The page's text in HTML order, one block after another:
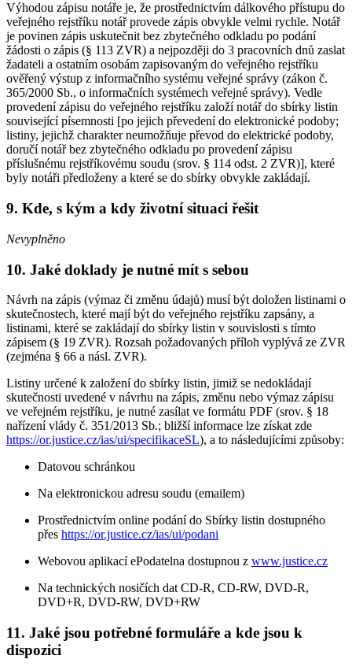
Výhodou zápisu notáře je, že prostřednictvím dálkového přístupu do
veřejného rejstříku notář provede zápis obvykle velmi rychle. Notář
je povinen zápis uskutečnit bez zbytečného odkladu po podání
žádosti o zápis (§ 113 ZVR) a nejpozději do 3 pracovních dnů zaslat
žadateli a ostatním osobám zapisovaným do veřejného rejstříku
ověřený výstup z informačního systému veřejné správy (zákon č.
365/2000 Sb., o informačních systémech veřejné správy). Vedle
provedení zápisu do veřejného rejstříku založí notář do sbírky listin
související písemnosti [po jejich převedení do elektronické podoby;
listiny, jejichž charakter neumožňuje převod do elektrické podoby,
doručí notář bez zbytečného odkladu po provedení zápisu
příslušnému rejstříkovému soudu (srov. § 114 odst. 2 ZVR)], které
byly notáři předloženy a které se do sbírky obvykle zakládají.
9. Kde, s kým a kdy životní situaci řešit
Nevyplněno
10. Jaké doklady je nutné mít s sebou
Návrh na zápis (výmaz či změnu údajů) musí být doložen listinami o
skutečnostech, které mají být do veřejného rejstříku zapsány, a
listinami, které se zakládají do sbírky listin v souvislosti s tímto
zápisem (§ 19 ZVR). Rozsah požadovaných příloh vyplývá ze ZVR
(zejména § 66 a násl. ZVR).
Listiny určené k založení do sbírky listin, jimiž se nedokládají
skutečnosti uvedené v návrhu na zápis, změnu nebo výmaz zápisu
ve veřejném rejstříku, je nutné zasílat ve formátu PDF (srov. § 18
nařízení vlády č. 351/2013 Sb.; bližší informace lze získat zde
https://or.justice.cz/ias/ui/specifikaceSL), a to následujícími způsoby:
Datovou schránkou
Na elektronickou adresu soudu (emailem)
Prostřednictvím online podání do Sbírky listin dostupného
přes https://or.justice.cz/ias/ui/podani
Webovou aplikací ePodatelna dostupnou z www.justice.cz
Na technických nosičích dat CD-R, CD-RW, DVD-R,
DVD+R, DVD-RW, DVD+RW
11. Jaké jsou potřebné formuláře a kde jsou k
dispozici